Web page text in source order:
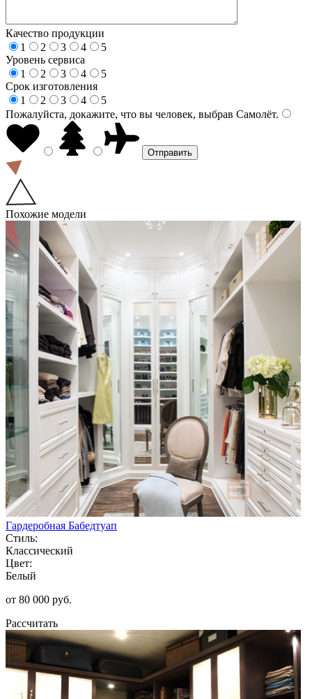
Качество продукции
1
2 3 4
5
Уровень сервиса
1
2 3 4
5
Срок изготовления
1
2 3 4
5
Пожалуйста, докажите, что вы человек, выбрав Самолёт.
Похожие модели
Гардеробная Бабедтуап
Стиль:
Классический
Цвет:
Белый
от 80 000 руб.
Рассчитать